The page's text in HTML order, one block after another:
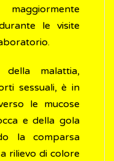
le visite
della malattia,
sessuali, è in
le mucose
e della gola
la comparsa
rilievo di colore